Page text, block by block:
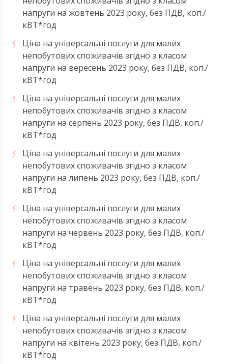
напруги на жовтень 2023 року, без ПДВ, коп./
кВТ*год
Ціна на універсальні послуги для малих
непобутових споживачів згідно з класом
напруги на вересень 2023 року, без ПДВ, коп./
кВТ*год
Ціна на універсальні послуги для малих
непобутових споживачів згідно з класом
напруги на серпень 2023 року, без ПДВ, коп./
кВТ*год
Ціна на універсальні послуги для малих
непобутових споживачів згідно з класом
напруги на липень 2023 року, без ПДВ, коп./
кВТ*год
Ціна на універсальні послуги для малих
непобутових споживачів згідно з класом
напруги на червень 2023 року, без ПДВ, коп./
кВТ*год
Ціна на універсальні послуги для малих
непобутових споживачів згідно з класом
напруги на травень 2023 року, без ПДВ, коп./
кВТ*год
Ціна на універсальні послуги для малих
непобутових споживачів згідно з класом
напруги на квітень 2023 року, без ПДВ, коп./
кВТ*год